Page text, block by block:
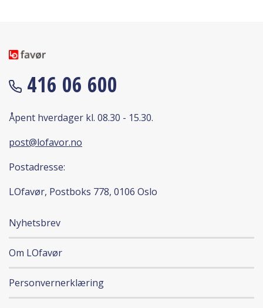
416 06 600
Åpent hverdager kl. 08.30 - 15.30.
post@lofavor.no
Postadresse:
LOfavør, Postboks 778, 0106 Oslo
Nyhetsbrev
Om LOfavør
Personvernerklæring